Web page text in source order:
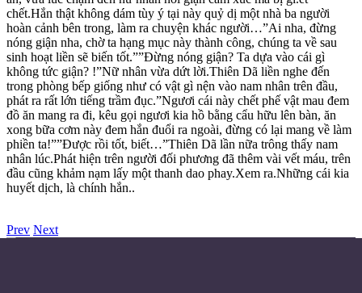
chết.Hắn thật không dám tùy ý tại này quỷ dị một nhà ba người
hoàn cảnh bên trong, làm ra chuyện khác người…”Ai nha, đừng
nóng giận nha, chờ ta hạng mục này thành công, chúng ta về sau
sinh hoạt liền sẽ biến tốt.””Đừng nóng giận? Ta dựa vào cái gì
không tức giận? !”Nữ nhân vừa dứt lời.Thiên Dã liền nghe đến
trong phòng bếp giống như có vật gì nện vào nam nhân trên đầu,
phát ra rất lớn tiếng trầm đục.”Ngươi cái này chết phế vật mau đem
đồ ăn mang ra đi, kêu gọi ngươi kia hồ bằng cẩu hữu lên bàn, ăn
xong bữa cơm này đem hắn đuổi ra ngoài, đừng có lại mang về làm
phiền ta!””Được rồi tốt, biết…”Thiên Dã lần nữa trông thấy nam
nhân lúc.Phát hiện trên người đối phương đã thêm vài vết máu, trên
đầu cũng khảm nạm lấy một thanh dao phay.Xem ra.Những cái kia
huyết dịch, là chính hắn..
Prev Next